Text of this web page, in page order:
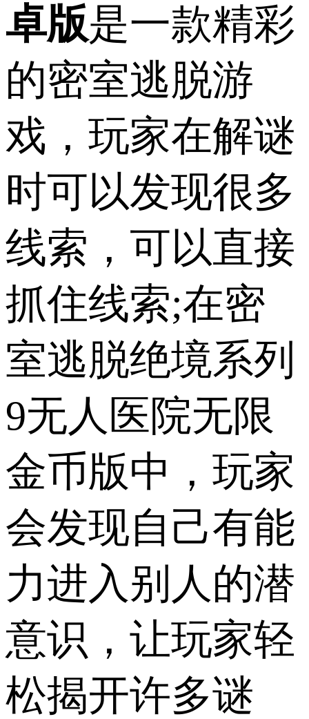
卓版是一款精彩
的密室逃脱游
戏，玩家在解谜
时可以发现很多
线索，可以直接
抓住线索;在密
室逃脱绝境系列
9无人医院无限
金币版中，玩家
会发现自己有能
力进入别人的潜
意识，让玩家轻
松揭开许多谜